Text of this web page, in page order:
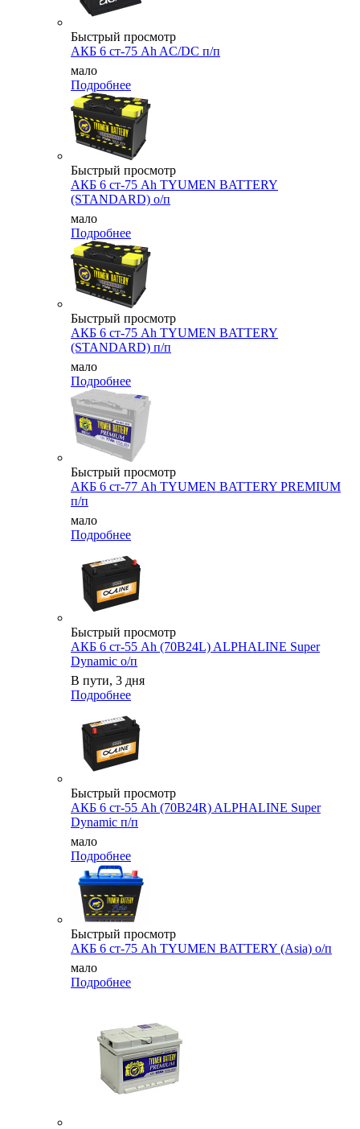
Быстрый просмотр
АКБ 6 ст-75 Ah AC/DC п/п
мало
Подробнее
Быстрый просмотр
АКБ 6 ст-75 Аh TYUMEN BATTERY
(STANDARD) о/п
мало
Подробнее
Быстрый просмотр
АКБ 6 ст-75 Аh TYUMEN BATTERY
(STANDARD) п/п
мало
Подробнее
Быстрый просмотр
АКБ 6 ст-77 Аh TYUMEN BATTERY PREMIUM
п/п
мало
Подробнее
Быстрый просмотр
АКБ 6 ст-55 Ah (70B24L) ALPHALINE Super
Dynamic о/п
В пути, 3 дня
Подробнее
Быстрый просмотр
АКБ 6 ст-55 Ah (70B24R) ALPHALINE Super
Dynamic п/п
мало
Подробнее
Быстрый просмотр
АКБ 6 ст-75 Аh TYUMEN BATTERY (Asia) о/п
мало
Подробнее